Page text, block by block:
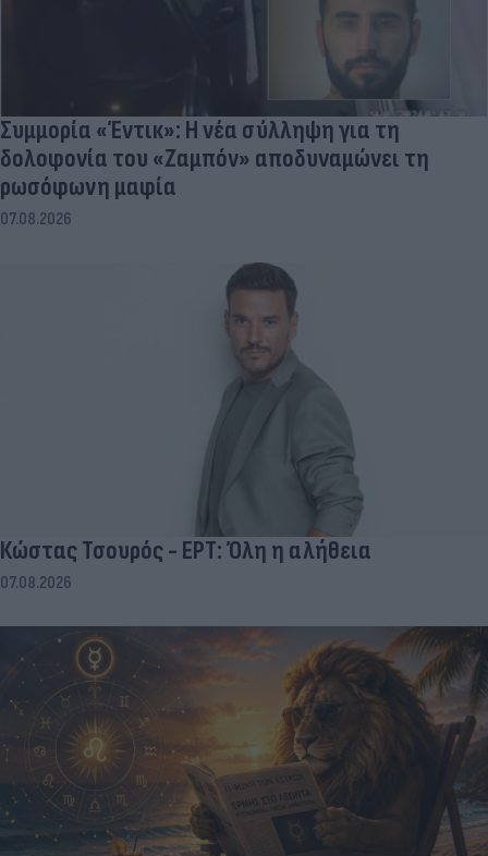
Συμμορία «Έντικ»: Η νέα σύλληψη για τη
δολοφονία του «Ζαμπόν» αποδυναμώνει τη
ρωσόφωνη μαφία
07.08.2026
Κώστας Τσουρός - ΕΡΤ: Όλη η αλήθεια
07.08.2026